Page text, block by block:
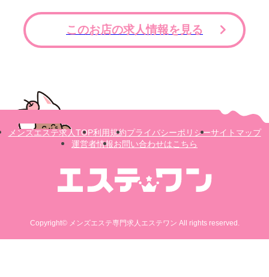
このお店の求人情報を見る
メンズエステ求人TOP利用規約プライバシーポリシーサイトマップ
運営者情報お問い合わせはこちら
Copyright© メンズエステ専門求人エステワン All rights reserved.